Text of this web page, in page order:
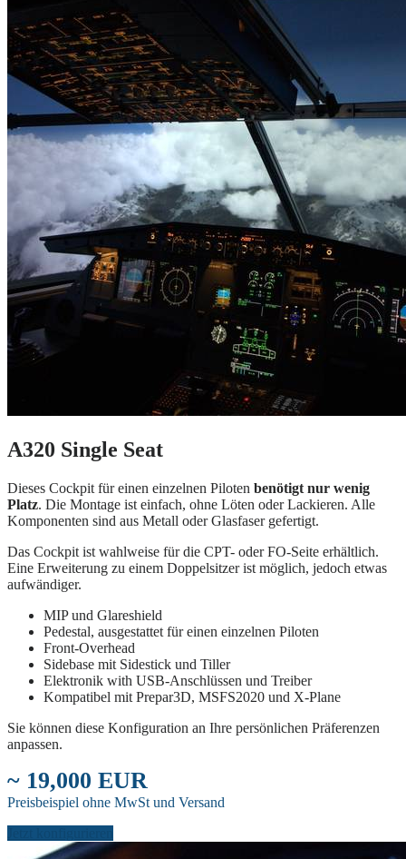
A320 Single Seat
Dieses Cockpit für einen einzelnen Piloten benötigt nur wenig
Platz. Die Montage ist einfach, ohne Löten oder Lackieren. Alle
Komponenten sind aus Metall oder Glasfaser gefertigt.
Das Cockpit ist wahlweise für die CPT- oder FO-Seite erhältlich.
Eine Erweiterung zu einem Doppelsitzer ist möglich, jedoch etwas
aufwändiger.
MIP und Glareshield
Pedestal, ausgestattet für einen einzelnen Piloten
Front-Overhead
Sidebase mit Sidestick und Tiller
Elektronik with USB-Anschlüssen und Treiber
Kompatibel mit Prepar3D, MSFS2020 und X-Plane
Sie können diese Konfiguration an Ihre persönlichen Präferenzen
anpassen.
~ 19,000 EUR
Preisbeispiel ohne MwSt und Versand